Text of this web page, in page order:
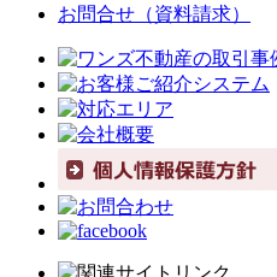
お問合せ（資料請求）